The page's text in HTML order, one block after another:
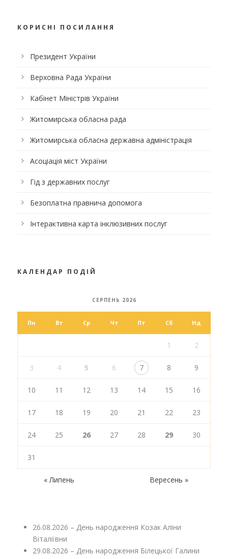
КОРИСНІ ПОСИЛАННЯ
Президент України
Верховна Рада України
Кабінет Міністрів України
Житомирська обласна рада
Житомирська обласна державна адміністрація
Асоціація міст України
Гід з державних послуг
Безоплатна правнича допомога
Інтерактивна карта інклюзивних послуг
КАЛЕНДАР ПОДІЙ
СЕРПЕНЬ 2026
Пн Вт Ср Чт Пт Сб Нд
1 2
3 4 5 6 7 8 9
10 11 12 13 14 15 16
17 18 19 20 21 22 23
24 25 26 27 28 29 30
31
« Липень Вересень »
26.08.2026 – День народження Козак Аліни
Віталіївни
29.08.2026 – День народження Білецької Галини